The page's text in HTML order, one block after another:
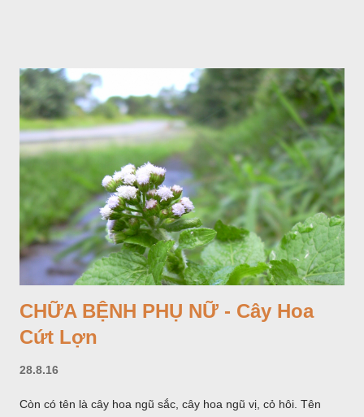
CHỮA BỆNH PHỤ NỮ - Cây Hoa
Cứt Lợn
28.8.16
Còn có tên là cây hoa ngũ sắc, cây hoa ngũ vị, cỏ hôi. Tên